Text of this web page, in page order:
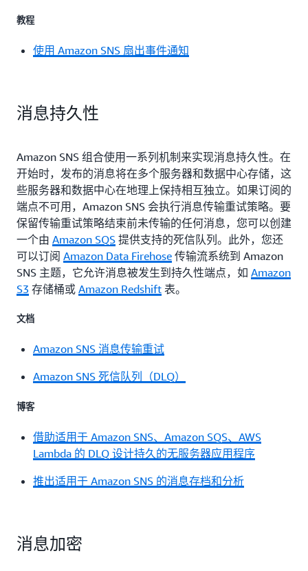
教程
使用 Amazon SNS 扇出事件通知
消息持久性
Amazon SNS 组合使用一系列机制来实现消息持久性。在
开始时，发布的消息将在多个服务器和数据中心存储，这
些服务器和数据中心在地理上保持相互独立。如果订阅的
端点不可用，Amazon SNS 会执行消息传输重试策略。要
保留传输重试策略结束前未传输的任何消息，您可以创建
一个由 Amazon SQS 提供支持的死信队列。此外，您还
可以订阅 Amazon Data Firehose 传输流系统到 Amazon
SNS 主题，它允许消息被发生到持久性端点，如 Amazon
S3 存储桶或 Amazon Redshift 表。
文档
Amazon SNS 消息传输重试
Amazon SNS 死信队列（DLQ）
博客
借助适用于 Amazon SNS、Amazon SQS、AWS
Lambda 的 DLQ 设计持久的无服务器应用程序
推出适用于 Amazon SNS 的消息存档和分析
消息加密